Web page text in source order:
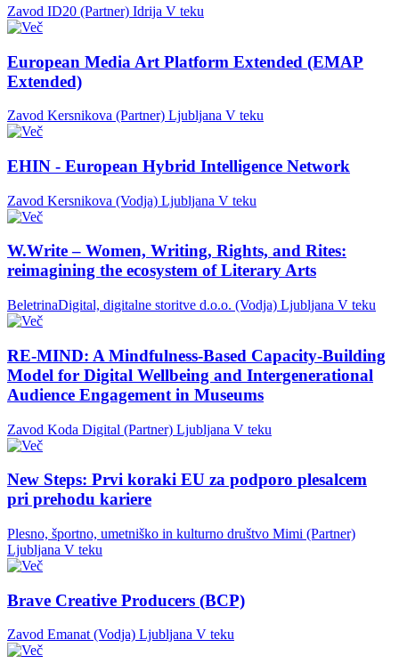
Zavod ID20 (Partner) Idrija V teku
European Media Art Platform Extended (EMAP
Extended)
Zavod Kersnikova (Partner) Ljubljana V teku
EHIN - European Hybrid Intelligence Network
Zavod Kersnikova (Vodja) Ljubljana V teku
W.Write – Women, Writing, Rights, and Rites:
reimagining the ecosystem of Literary Arts
BeletrinaDigital, digitalne storitve d.o.o. (Vodja) Ljubljana V teku
RE-MIND: A Mindfulness-Based Capacity-Building
Model for Digital Wellbeing and Intergenerational
Audience Engagement in Museums
Zavod Koda Digital (Partner) Ljubljana V teku
New Steps: Prvi koraki EU za podporo plesalcem
pri prehodu kariere
Plesno, športno, umetniško in kulturno društvo Mimi (Partner)
Ljubljana V teku
Brave Creative Producers (BCP)
Zavod Emanat (Vodja) Ljubljana V teku